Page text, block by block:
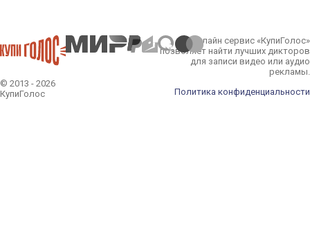
© 2013 - 2026
КупиГолос
Онлайн сервис «КупиГолос»
позволяет найти лучших дикторов
для записи видео или аудио
рекламы.
Политика конфиденциальности